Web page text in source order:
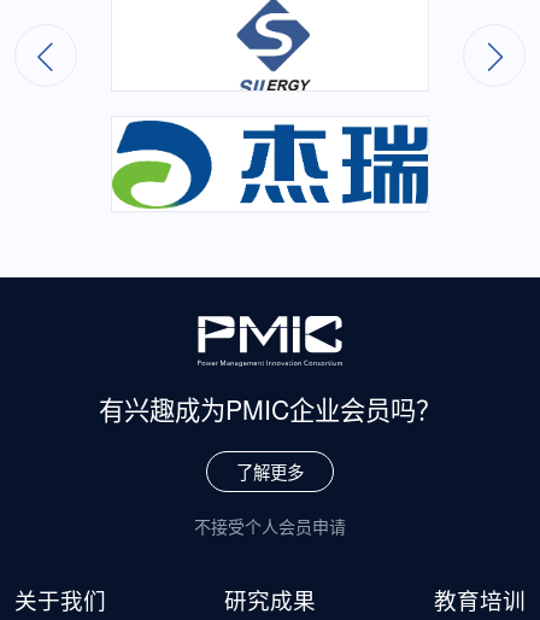
有兴趣成为PMIC企业会员吗？
了解更多
不接受个人会员申请
关于我们 研究成果 教育培训